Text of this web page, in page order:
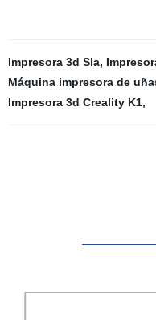
Impresora 3d Sla,
Máquina impresora de
Impresora 3d Creality K1,